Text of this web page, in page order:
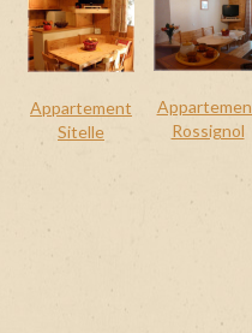
Appartement
Sitelle
Rossignol
de
passe
oublié